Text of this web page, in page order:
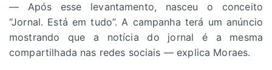
— Após esse levantamento, nasceu o conceito
“Jornal. Está em tudo”. A campanha terá um anúncio
mostrando que a notícia do jornal é a mesma
compartilhada nas redes sociais — explica Moraes.